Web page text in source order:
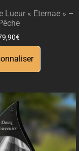
Lueur « Eternae » –
€